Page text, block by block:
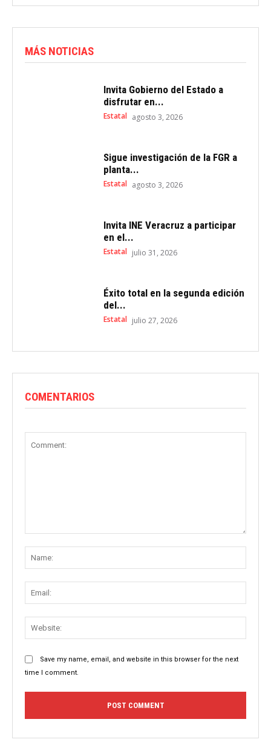
MÁS NOTICIAS
Invita Gobierno del Estado a
disfrutar en...
Estatal agosto 3, 2026
Sigue investigación de la FGR a
planta...
Estatal agosto 3, 2026
Invita INE Veracruz a participar
en el...
Estatal julio 31, 2026
Éxito total en la segunda edición
del...
Estatal julio 27, 2026
COMENTARIOS
Save my name, email, and website in this browser for the next
time I comment.